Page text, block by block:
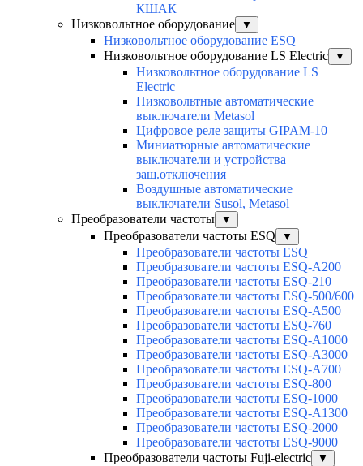
КШАК
Низковольтное оборудование
▼
Низковольтное оборудование ESQ
Низковольтное оборудование LS Electric
▼
Низковольтное оборудование LS
Electric
Низковольтные автоматические
выключатели Metasol
Цифровое реле защиты GIPAM-10
Миниатюрные автоматические
выключатели и устройства
защ.отключения
Воздушные автоматические
выключатели Susol, Metasol
Преобразователи частоты
▼
Преобразователи частоты ESQ ▼
Преобразователи частоты ESQ
Преобразователи частоты ESQ-A200
Преобразователи частоты ESQ-210
Преобразователи частоты ESQ-500/600
Преобразователи частоты ESQ-A500
Преобразователи частоты ESQ-760
Преобразователи частоты ESQ-A1000
Преобразователи частоты ESQ-A3000
Преобразователи частоты ESQ-A700
Преобразователи частоты ESQ-800
Преобразователи частоты ESQ-1000
Преобразователи частоты ESQ-A1300
Преобразователи частоты ESQ-2000
Преобразователи частоты ESQ-9000
Преобразователи частоты Fuji-electric
▼